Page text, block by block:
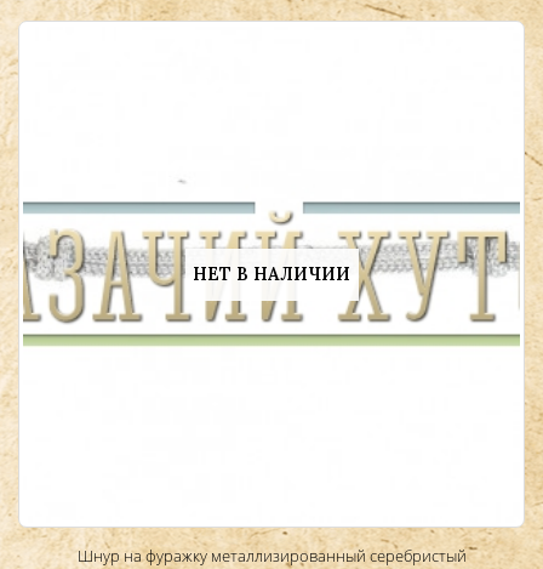
НЕТ В НАЛИЧИИ
Шнур на фуражку металлизированный серебристый